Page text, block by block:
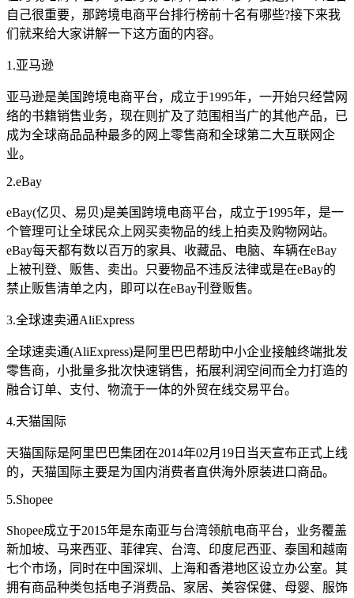
自己很重要，那跨境电商平台排行榜前十名有哪些?接下来我
们就来给大家讲解一下这方面的内容。
1.亚马逊
亚马逊是美国跨境电商平台，成立于1995年，一开始只经营网
络的书籍销售业务，现在则扩及了范围相当广的其他产品，已
成为全球商品品种最多的网上零售商和全球第二大互联网企
业。
2.eBay
eBay(亿贝、易贝)是美国跨境电商平台，成立于1995年，是一
个管理可让全球民众上网买卖物品的线上拍卖及购物网站。
eBay每天都有数以百万的家具、收藏品、电脑、车辆在eBay
上被刊登、贩售、卖出。只要物品不违反法律或是在eBay的
禁止贩售清单之内，即可以在eBay刊登贩售。
3.全球速卖通AliExpress
全球速卖通(AliExpress)是阿里巴巴帮助中小企业接触终端批发
零售商，小批量多批次快速销售，拓展利润空间而全力打造的
融合订单、支付、物流于一体的外贸在线交易平台。
4.天猫国际
天猫国际是阿里巴巴集团在2014年02月19日当天宣布正式上线
的，天猫国际主要是为国内消费者直供海外原装进口商品。
5.Shopee
Shopee成立于2015年是东南亚与台湾领航电商平台，业务覆盖
新加坡、马来西亚、菲律宾、台湾、印度尼西亚、泰国和越南
七个市场，同时在中国深圳、上海和香港地区设立办公室。其
拥有商品种类包括电子消费品、家居、美容保健、母婴、服饰